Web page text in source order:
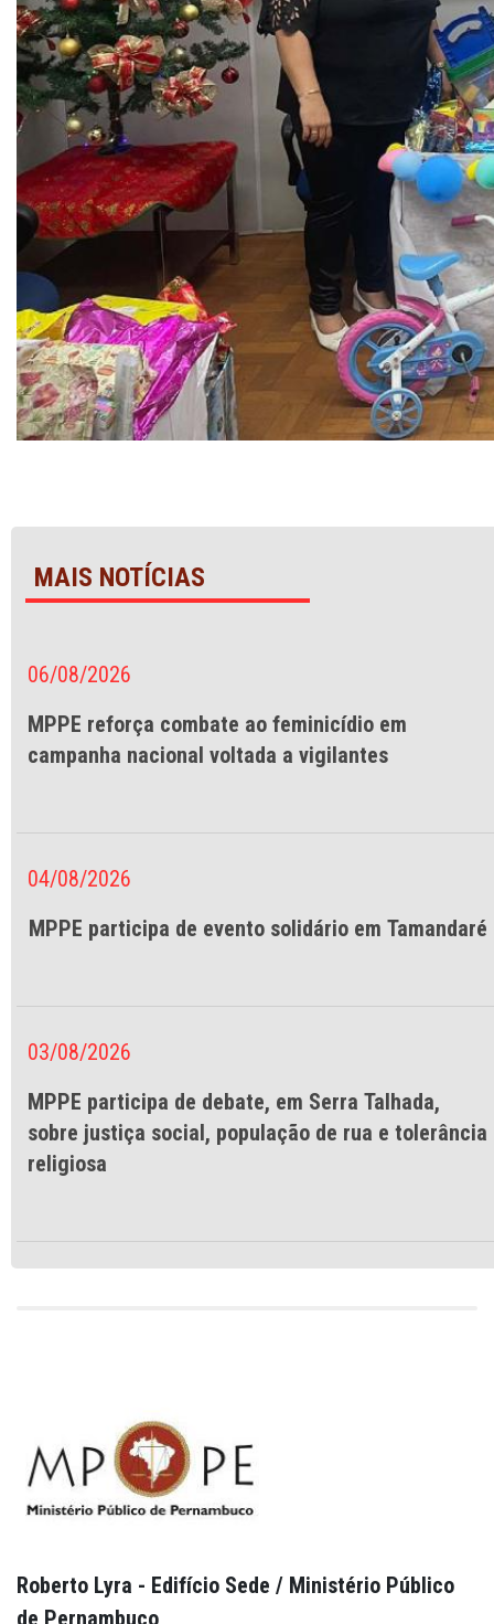
MAIS NOTÍCIAS
06/08/2026
MPPE reforça combate ao feminicídio em
campanha nacional voltada a vigilantes
04/08/2026
MPPE participa de evento solidário em Tamandaré
03/08/2026
MPPE participa de debate, em Serra Talhada,
sobre justiça social, população de rua e tolerância
religiosa
Roberto Lyra - Edifício Sede / Ministério Público
de Pernambuco